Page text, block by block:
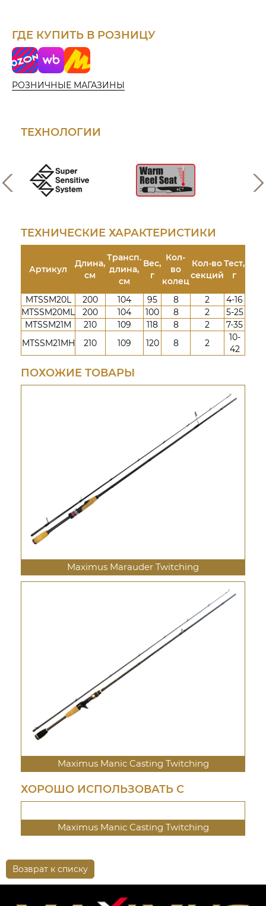
ГДЕ КУПИТЬ В РОЗНИЦУ
o
z
o
n
W
i
d
r
s
Я
н
д
е
а
е
т
РОЗНИЧНЫЕ МАГАЗИНЫ
ТЕХНОЛОГИИ
ТЕХНИЧЕСКИЕ ХАРАКТЕРИСТИКИ
Артикул
Длина,
см
Трансп.
длина,
см
Вес,
г
Кол-
во
колец
Кол-во
секций
Тест,
г
MTSSM20L 200 104 95 8 2
4-16
MTSSM20ML
200 104 100 8 2
5-25
MTSSM21M
210 109 118 8 2
7-35
MTSSM21MH
210 109 120 8 2
10-
42
ПОХОЖИЕ ТОВАРЫ
Maximus Marauder Twitching
Maximus Manic Casting Twitching
ХОРОШО ИСПОЛЬЗОВАТЬ С
Maximus Manic Casting Twitching
Возврат к списку